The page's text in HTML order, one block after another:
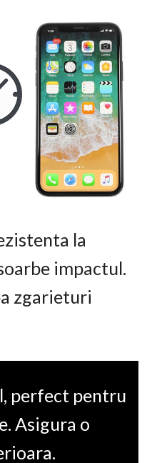
la
impactul.
zgarieturi
perfect pentru
Asigura o